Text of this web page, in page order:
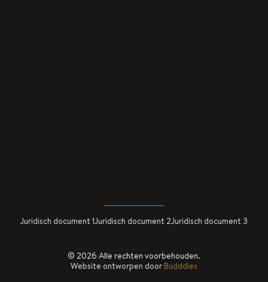
Juridisch document 1Juridisch document 2Juridisch document 3
© 2026 Alle rechten voorbehouden.
Website ontworpen door Budddies